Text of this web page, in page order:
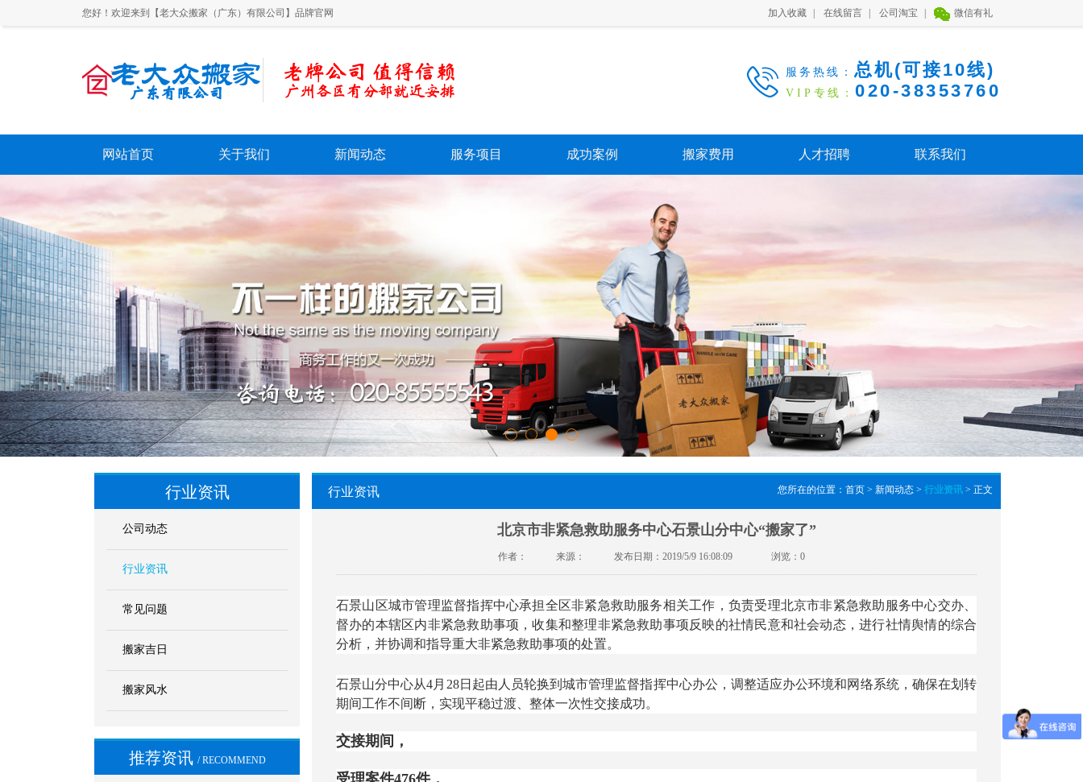
您好！欢迎来到【老大众搬家（广东）有限公司】品牌官网 加入收藏 在线留言 公司淘宝 微信有礼
 服务热线： 总机(可接10线)
VIP 专线： 020-38353760
网站首页 关于我们 新闻动态 服务项目 成功案例 搬家费用 人才招聘 联系我们
行业资讯
公司动态
行业资讯
常见问题
搬家吉日
搬家风水
推荐资讯 / RECOMMEND
行业资讯 您所在的位置： 首页 > 新闻动态 > 行业资讯 > 正文
北京市非紧急救助服务中心石景山分中心“搬家了”
作者： 来源： 发布日期：2019/5/9 16:08:09 浏览：0
石景山区城市管理监督指挥中心承担全区非紧急救助服务相关工作，负责受理北京市非紧急救助服务中心交办、
督办的本辖区内非紧急救助事项，收集和整理非紧急救助事项反映的社情民意和社会动态，进行社情舆情的综合
分析，并协调和指导重大非紧急救助事项的处置。
石景山分中心从4月28日起由人员轮换到城市管理监督指挥中心办公，调整适应办公环境和网络系统，确保在划转
期间工作不间断，实现平稳过渡、整体一次性交接成功。
交接期间，
受理案件476件，